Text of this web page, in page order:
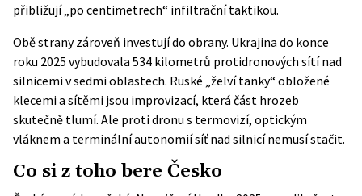
přibližují „po centimetrech“ infiltrační taktikou.
Obě strany zároveň investují do obrany. Ukrajina do konce
roku 2025 vybudovala 534 kilometrů protidronových sítí nad
silnicemi v sedmi oblastech. Ruské „želví tanky“ obložené
klecemi a sítěmi jsou improvizací, která část hrozeb
skutečně tlumí. Ale proti dronu s termovizí, optickým
vláknem a terminální autonomií síť nad silnicí nemusí stačit.
Co si z toho bere Česko